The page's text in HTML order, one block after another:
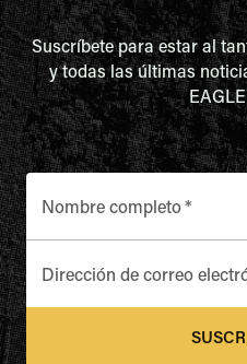
Suscríbete para estar al
y todas las últimas
Nombre completo*
Dirección de correo